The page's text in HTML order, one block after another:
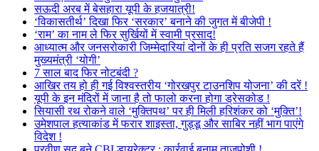
सऊदी अरब में बेसहारा यूपी के हजयात्री!
‘विकासतीर्थ’ दिखा फिर ‘सरकार’ बनाने की जुगत में बीजेपी !
‘राम’ का नाम ले फिर सुर्खियों में स्वामी प्रसाद!
आध्यात्म और जनसरोकारी जिम्मेदारियां दोनों के ही प्रति सजग रहते हैं
मुख्यमंत्री ‘योगी’
7 साल बाद फिर नोटबंदी ?
आखिर तय हो ही गई विश्वस्तरीय ‘गोरखपुर टाउनशिप योजना’ की दरें !
यूपी के इन मंदिरों में जाना है तो फालो करना होगा ड्रेसकोड !
सियासी रथ रोकने वाले ‘मुक्तिपथ’ पर ही मिली हरिशंकर को ‘मुक्ति’!
उमेशपाल हत्याकांड में फरार शाइस्ता, गुड्डू और साबिर नहीं भाग पाएंगे
विदेश !